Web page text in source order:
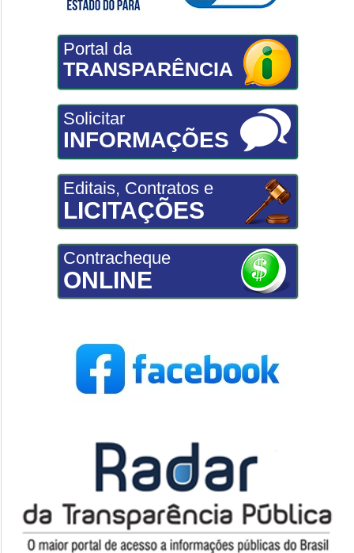
Portal da
TRANSPARÊNCIA
Solicitar
INFORMAÇÕES
Editais, Contratos e
LICITAÇÕES
Contracheque
ONLINE